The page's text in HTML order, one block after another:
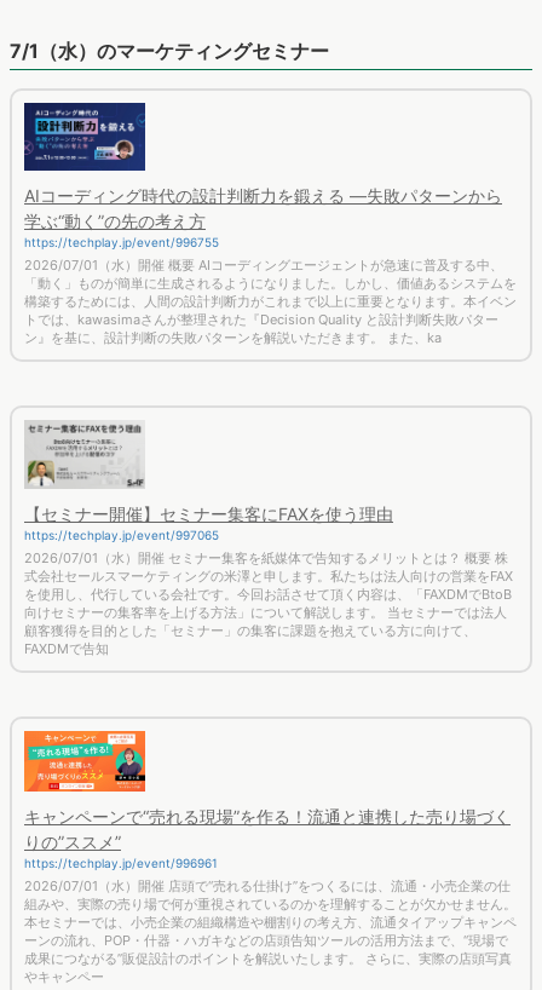
学ぶ“動く”の先の考え方
https://techplay.jp/event/996755
2026/07/01（水）開催 概要 AIコーディングエージェントが急速に普及する中、
「動く」ものが簡単に生成されるようになりました。しかし、価値あるシステムを
構築するためには、人間の設計判断力がこれまで以上に重要となります。本イベン
トでは、kawasimaさんが整理された『Decision Quality と設計判断失敗パター
ン』を基に、設計判断の失敗パターンを解説いただきます。 また、ka
https://techplay.jp/event/997065
2026/07/01（水）開催 セミナー集客を紙媒体で告知するメリットとは？ 概要 株
式会社セールスマーケティングの米澤と申します。私たちは法人向けの営業をFAX
を使用し、代行している会社です。今回お話させて頂く内容は、「FAXDMでBtoB
向けセミナーの集客率を上げる方法」について解説します。 当セミナーでは法人
顧客獲得を目的とした「セミナー」の集客に課題を抱えている方に向けて、
FAXDMで告知
りの”ススメ”
https://techplay.jp/event/996961
2026/07/01（水）開催 店頭で“売れる仕掛け”をつくるには、流通・小売企業の仕
組みや、実際の売り場で何が重視されているのかを理解することが欠かせません。
本セミナーでは、小売企業の組織構造や棚割りの考え方、流通タイアップキャンペ
ーンの流れ、POP・什器・ハガキなどの店頭告知ツールの活用方法まで、“現場で
成果につながる”販促設計のポイントを解説いたします。 さらに、実際の店頭写真
やキャンペー